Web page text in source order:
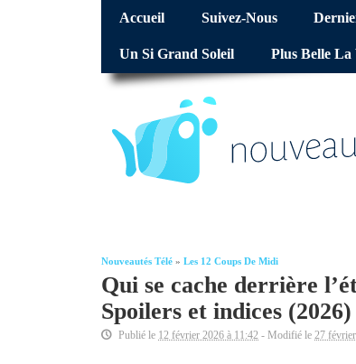
Accueil Suivez-Nous
Un Si Grand Soleil Plus Belle La
Nouveautés Télé » Les 12 Coups De Midi
Qui se cache derrière
Spoilers et indices (2026)
Publié le 12 février 2026 à 11:42 - Modifié le 27